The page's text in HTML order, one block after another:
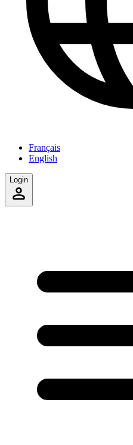
Français
English
Login